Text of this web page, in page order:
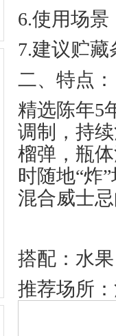
6.使用场景
7.建议贮藏
二、特点：
精选陈年5
调制，持
榴弹，瓶
时随地“炸
混合威士
搭配：水
推荐场所